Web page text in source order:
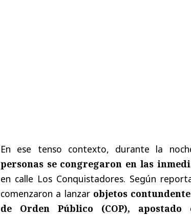
En ese tenso contexto, durante la
personas se congregaron en las
en calle Los Conquistadores. Según
comenzaron a lanzarobjetos
de Orden Público (COP),